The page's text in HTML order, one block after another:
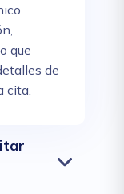
que
de
cita.